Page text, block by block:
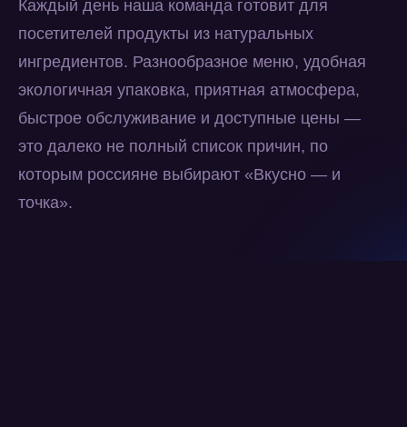
Каждый день наша команда готовит для
посетителей продукты из натуральных
ингредиентов. Разнообразное меню, удобная
экологичная упаковка, приятная атмосфера,
быстрое обслуживание и доступные цены —
это далеко не полный список причин, по
которым россияне выбирают «Вкусно — и
точка».